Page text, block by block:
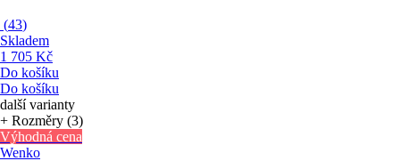
(43)
Skladem
1 705 Kč
Do košíku
Do košíku
další varianty
+ Rozměry (3)
Výhodná cena
Wenko